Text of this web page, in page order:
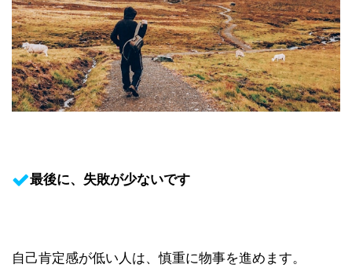
最後に、失敗が少ないです
自己肯定感が低い人は、慎重に物事を進めます。